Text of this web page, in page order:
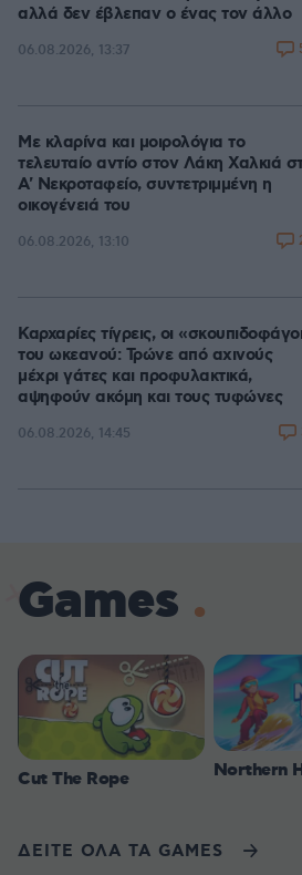
αλλά δεν έβλεπαν ο ένας τον άλλο
06.08.2026, 13:37
Με κλαρίνα και μοιρολόγια το
τελευταίο αντίο στον Λάκη Χαλκιά
A' Νεκροταφείο, συντετριμμένη η
οικογένειά του
06.08.2026, 13:10
Καρχαρίες τίγρεις, οι
του ωκεανού: Τρώνε από αχινούς
μέχρι γάτες και προφυλακτικά,
αψηφούν ακόμη και τους τυφώνες
06.08.2026, 14:45
Games
Cut The Rope Northern
ΔΕΙΤΕ ΟΛΑ ΤΑ GAMES